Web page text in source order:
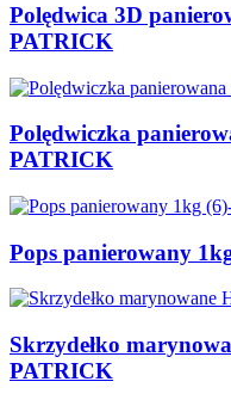
Polędwica 3D
PATRICK
Polędwiczka
PATRICK
Pops panierowany
Skrzydełko
PATRICK